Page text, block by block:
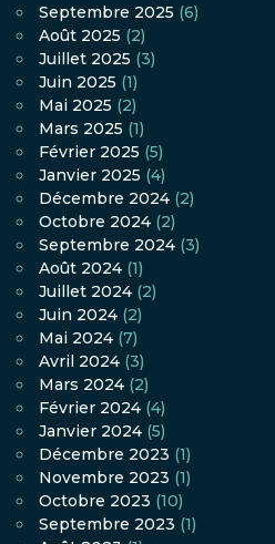
Septembre 2025 (6)
Août 2025 (2)
Juillet 2025 (3)
Juin 2025 (1)
Mai 2025 (2)
Mars 2025 (1)
Février 2025 (5)
Janvier 2025 (4)
Décembre 2024 (2)
Octobre 2024 (2)
Septembre 2024 (3)
Août 2024 (1)
Juillet 2024 (2)
Juin 2024 (2)
Mai 2024 (7)
Avril 2024 (3)
Mars 2024 (2)
Février 2024 (4)
Janvier 2024 (5)
Décembre 2023 (1)
Novembre 2023 (1)
Octobre 2023 (10)
Septembre 2023 (1)